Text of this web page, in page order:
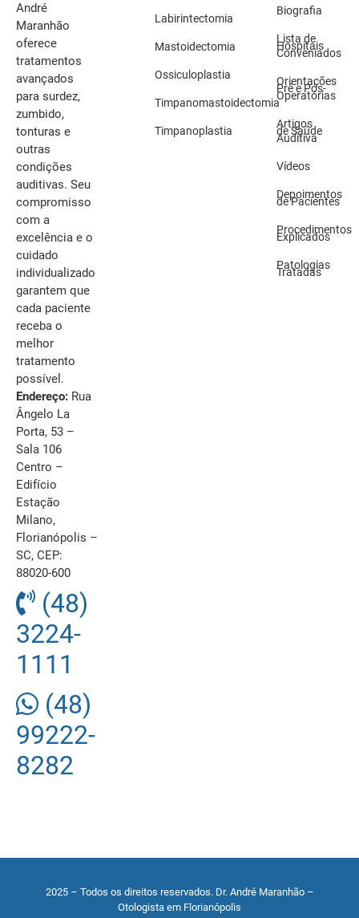
André
Maranhão
oferece
tratamentos
avançados
para surdez,
zumbido,
tonturas e
outras
condições
auditivas. Seu
compromisso
com a
excelência e o
cuidado
individualizado
garantem que
cada paciente
receba o
melhor
tratamento
possível.
Endereço: Rua
Ângelo La
Porta, 53 –
Sala 106
Centro –
Edifício
Estação
Milano,
Florianópolis –
SC, CEP:
88020-600
(48)
3224-
1111
(48)
99222-
8282
Labirintectomia
Mastoidectomia
Ossiculoplastia
Timpanomastoidectomia
Timpanoplastia
Biografia
Lista de
Hospitais
Conveniados
Orientações
Pré e Pós-
Operatórias
Artigos
de Saúde
Auditiva
Vídeos
Depoimentos
de Pacientes
Procedimentos
Explicados
Patologias
Tratadas
2025 – Todos os direitos reservados. Dr. André Maranhão –
Otologista em Florianópolis